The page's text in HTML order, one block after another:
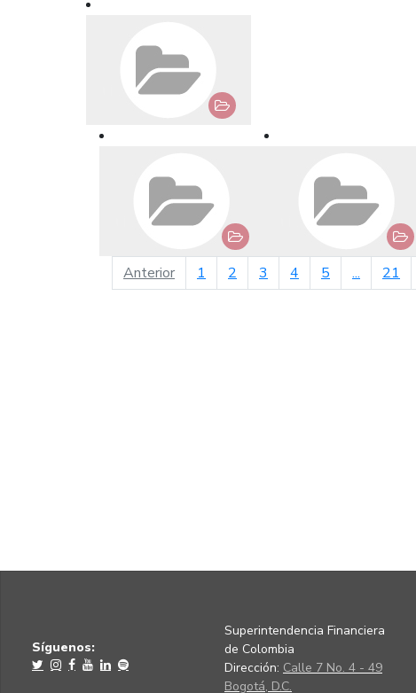
Anteriorpágina anterior
1 2 3 4 5 ... 21
Síguenos:
Superintendencia Financiera
de Colombia
Dirección: Calle 7 No. 4 - 49
Bogotá, D.C.